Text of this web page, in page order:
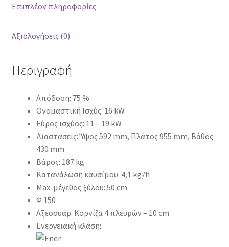
Επιπλέον πληροφορίες
Αξιολογήσεις (0)
Περιγραφή
Απόδοση: 75 %
Ονομαστική Ισχύς: 16 kW
Εύρος ισχύος: 11 – 19 kW
Διαστάσεις: Ύψος 592 mm, Πλάτος 955 mm, Βάθος
430 mm
Βάρος: 187 kg
Κατανάλωση καυσίμου: 4,1 kg/h
Max. μέγεθος ξύλου: 50 cm
Φ 150
Αξεσουάρ: Κορνίζα 4 πλευρών – 10 cm
Ενεργειακή κλάση: